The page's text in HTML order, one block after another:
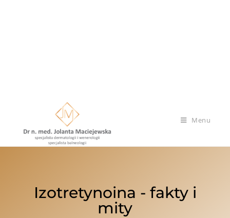
Menu
Izotretynoina - fakty i
mity